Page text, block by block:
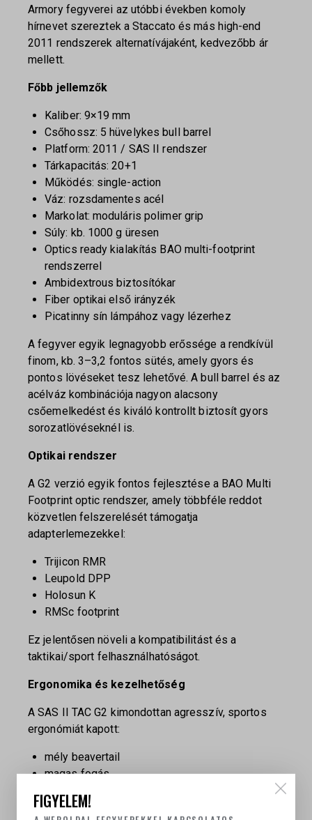
Armory fegyverei az utóbbi években komoly
hírnevet szereztek a Staccato és más high-end
2011 rendszerek alternatívájaként, kedvezőbb ár
mellett.
Főbb jellemzők
Kaliber: 9×19 mm
Csőhossz: 5 hüvelykes bull barrel
Platform: 2011 / SAS II rendszer
Tárkapacitás: 20+1
Működés: single-action
Váz: rozsdamentes acél
Markolat: moduláris polimer grip
Súly: kb. 1000 g üresen
Optics ready kialakítás BAO multi-footprint
rendszerrel
Ambidextrous biztosítókar
Fiber optikai első irányzék
Picatinny sín lámpához vagy lézerhez
A fegyver egyik legnagyobb erőssége a rendkívül
finom, kb. 3–3,2 fontos sütés, amely gyors és
pontos lövéseket tesz lehetővé. A bull barrel és az
acélváz kombinációja nagyon alacsony
csőemelkedést és kiváló kontrollt biztosít gyors
sorozatlövéseknél is.
Optikai rendszer
A G2 verzió egyik fontos fejlesztése a BAO Multi
Footprint optic rendszer, amely többféle reddot
közvetlen felszerelését támogatja
adapterlemezekkel:
Trijicon RMR
Leupold DPP
Holosun K
RMSc footprint
Ez jelentősen növeli a kompatibilitást és a
taktikai/sport felhasználhatóságot.
Ergonomika és kezelhetőség
A SAS II TAC G2 kimondottan agresszív, sportos
ergonómiát kapott:
mély beavertail
magas fogás
kétoldali biztosító
FIGYELEM!